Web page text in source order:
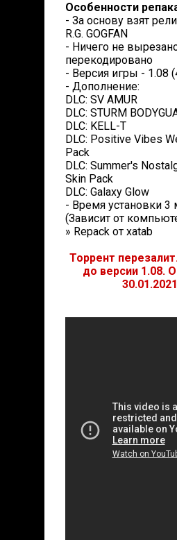
Особенности
- За основу взят
R.G. GOGFAN
- Ничего не
перекодировано
- Версия игры - 1.08
- Дополнение:
DLC: SV AMUR
DLC: STURM
DLC: KELL-T
DLC: Positive Vibes
Pack
DLC: Summer's
Skin Pack
DLC: Galaxy Glow
- Время установки 3
(Зависит от
» Repack от xatab
Торрент
до версии 1.08.